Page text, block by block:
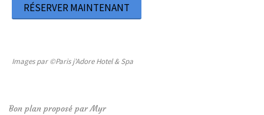
RÉSERVER MAINTENANT
Images par ©Paris j'Adore Hotel & Spa
Bon plan proposé par Myr